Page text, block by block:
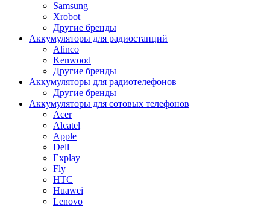
Samsung
Xrobot
Другие бренды
Аккумуляторы для радиостанций
Alinco
Kenwood
Другие бренды
Аккумуляторы для радиотелефонов
Другие бренды
Аккумуляторы для сотовых телефонов
Acer
Alcatel
Apple
Dell
Explay
Fly
HTC
Huawei
Lenovo